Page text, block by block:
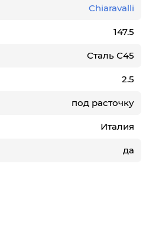
Chiaravalli
147.5
Сталь С45
2.5
под расточку
Италия
да